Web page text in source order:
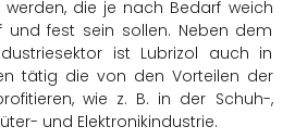
werden, die je nach Bedarf weich
und fest sein sollen. Neben dem
ist Lubrizol auch in
tätig die von den Vorteilen der
wie z. B. in der Schuh-,
und Elektronikindustrie.